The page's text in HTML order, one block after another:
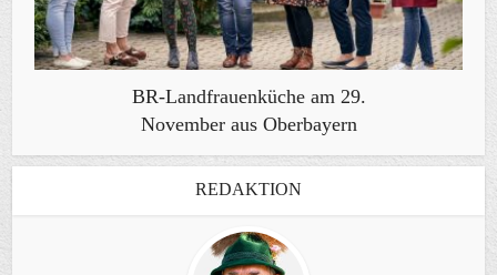
BR-Landfrauenküche am 29.
November aus Oberbayern
REDAKTION